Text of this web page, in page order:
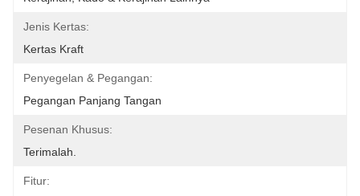
Jenis Kertas:
Kertas Kraft
Penyegelan & Pegangan:
Pegangan Panjang Tangan
Pesenan Khusus:
Terimalah.
Fitur: